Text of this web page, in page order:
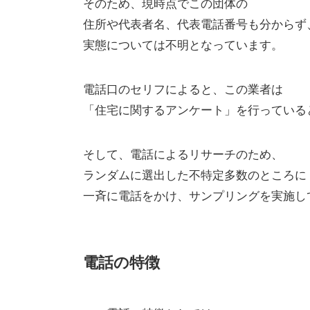
住所や代表者名、代表電話番号も分からず、
実態については不明となっています。
電話口のセリフによると、この業者は
「住宅に関するアンケート」を行っている
そして、電話によるリサーチのため、
ランダムに選出した不特定多数のところに
一斉に電話をかけ、サンプリングを実施し
電話の特徴